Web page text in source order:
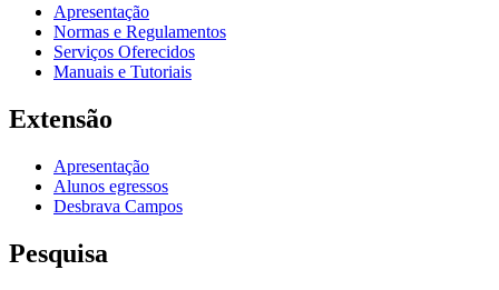
Apresentação
Normas e Regulamentos
Serviços Oferecidos
Manuais e Tutoriais
Extensão
Apresentação
Alunos egressos
Desbrava Campos
Pesquisa